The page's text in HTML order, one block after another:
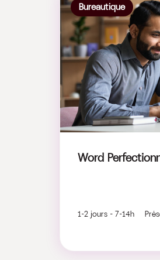
Bureautique
Word
1-2 jours - 7-14h